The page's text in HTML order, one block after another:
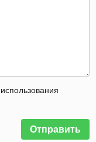
Отправить